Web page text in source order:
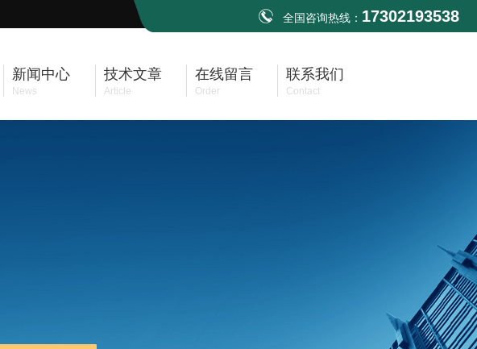
全国咨询热线： 17302193538
新闻中心
News
技术文章
Article
在线留言
Order
联系我们
Contact